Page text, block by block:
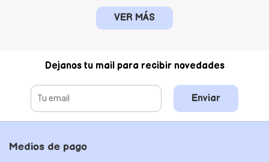
VER MÁS
Dejanos tu mail para recibir novedades
Enviar
Medios de pago